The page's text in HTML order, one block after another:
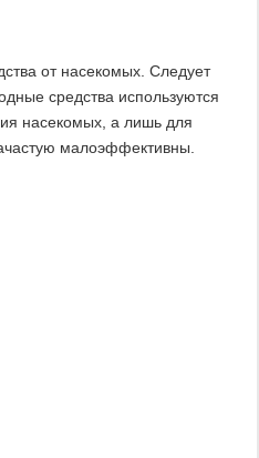
от насекомых. Следует
средства используются
насекомых, а лишь для
малоэффективны.